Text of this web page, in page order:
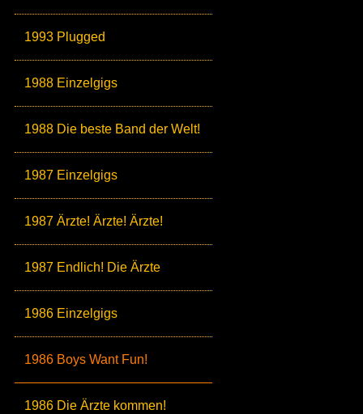
1993 Plugged
1988 Einzelgigs
1988 Die beste Band der Welt!
1987 Einzelgigs
1987 Ärzte! Ärzte! Ärzte!
1987 Endlich! Die Ärzte
1986 Einzelgigs
1986 Boys Want Fun!
1986 Die Ärzte kommen!